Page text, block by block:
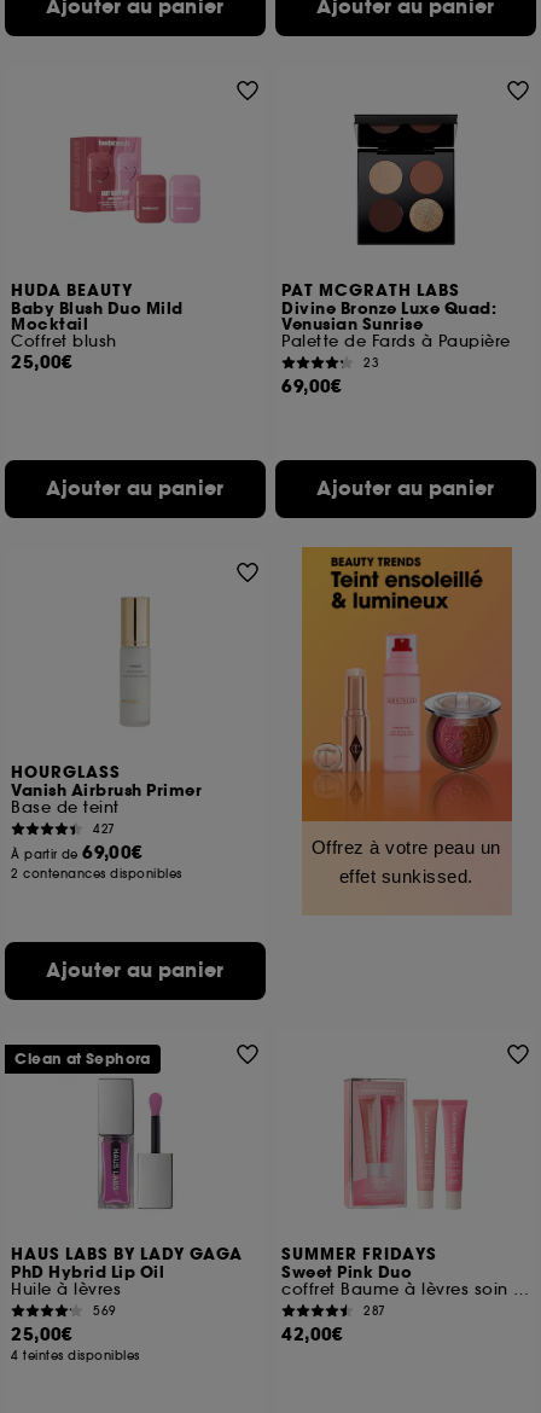
Ajouter au panier Ajouter au panier
HUDA BEAUTY
Baby Blush Duo Mild
Mocktail
Coffret blush
25,00€
Ajouter au panier
PAT MCGRATH LABS
Divine Bronze Luxe Quad:
Venusian Sunrise
Palette de Fards à Paupière
23
69,00€
Ajouter au panier
HOURGLASS
Vanish Airbrush Primer
Base de teint
427
À partir de69,00€
2 contenances disponibles
Ajouter au panier
Offrez à votre peau un
effet sunkissed.
HAUS LABS BY LADY GAGA
PhD Hybrid Lip Oil
Huile à lèvres
569
25,00€
4 teintes disponibles
Clean at Sephora
SUMMER FRIDAYS
Sweet Pink Duo
coffret Baume à lèvres soin hydratant
287
42,00€